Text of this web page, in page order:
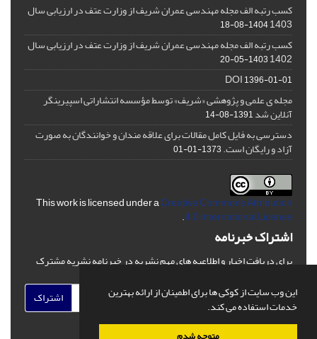
این وب سایت از کوکی ها برای اطمینان از ارائه بهترین
خدمات استفاده می کند.
کسب رتبه الف مجله مهندسی عمران شریف از وزارت عتف در ارزیابی سال
1403
1404-08-18
کسب رتبه الف مجله مهندسی عمران شریف از وزارت عتف در ارزیابی سال
1402
1403-05-20
DOI1396-01-01
مجله ی علمی و پژوهشی «شریف» توسط مؤسسه انتشاراتی اسپیرینگر
آنلاین شد1391-08-14
دسترسی به فایل کامل مقالات برای علاقه مندان و خوانندگان به صورت
آزاد و رایگان است.1373-01-01
This work is licensed under aCreative Commons Attribution
4.0 International License
.
اشتراک خبرنامه
برای دریافت اخبار و اطلاعیه های مهم نشریه در خبرنامه نشریه مشترک
اشتراک